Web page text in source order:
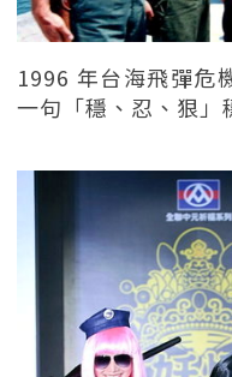
1996 年台海飛彈危
一句「穩、忍、狠」